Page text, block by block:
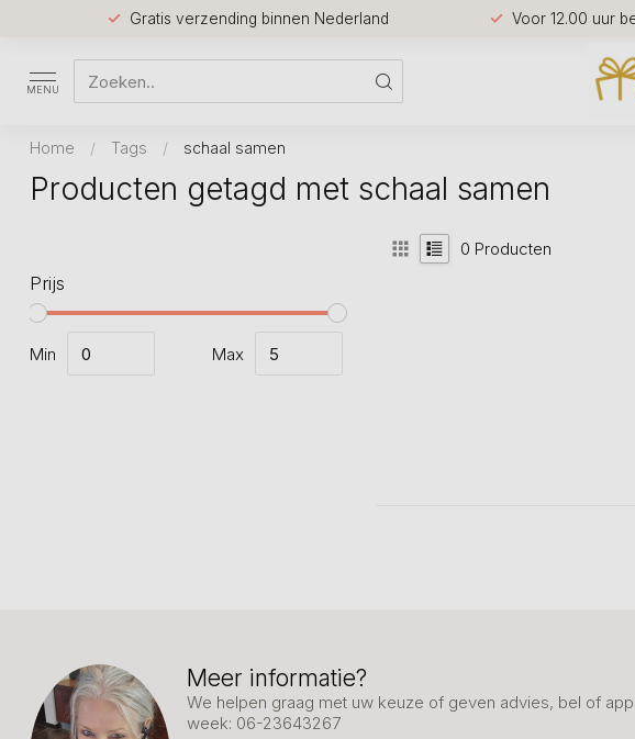
Gratis verzending binnen Nederland Voor 12.00 uur
MENU
Home / Tags / schaal samen
Producten getagd met schaal samen
Prijs
Min Max
0 Producten
Meer informatie?
We helpen graag met uw keuze of geven advies, bel of
week: 06-23643267